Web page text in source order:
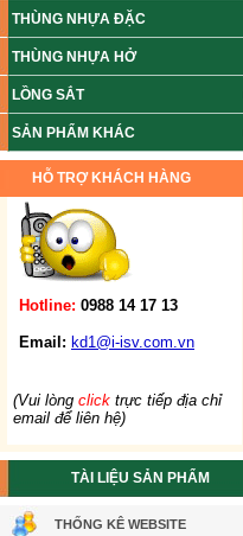
THÙNG NHỰA ĐẶC
THÙNG NHỰA HỞ
LỒNG SẮT
SẢN PHẨM KHÁC
HỖ TRỢ KHÁCH HÀNG
Hotline: 0988 14 17 13
Email: kd1@i-isv.com.vn
(Vui lòng click trực tiếp địa chỉ
email để liên hệ)
TÀI LIỆU SẢN PHẨM
THỐNG KÊ WEBSITE